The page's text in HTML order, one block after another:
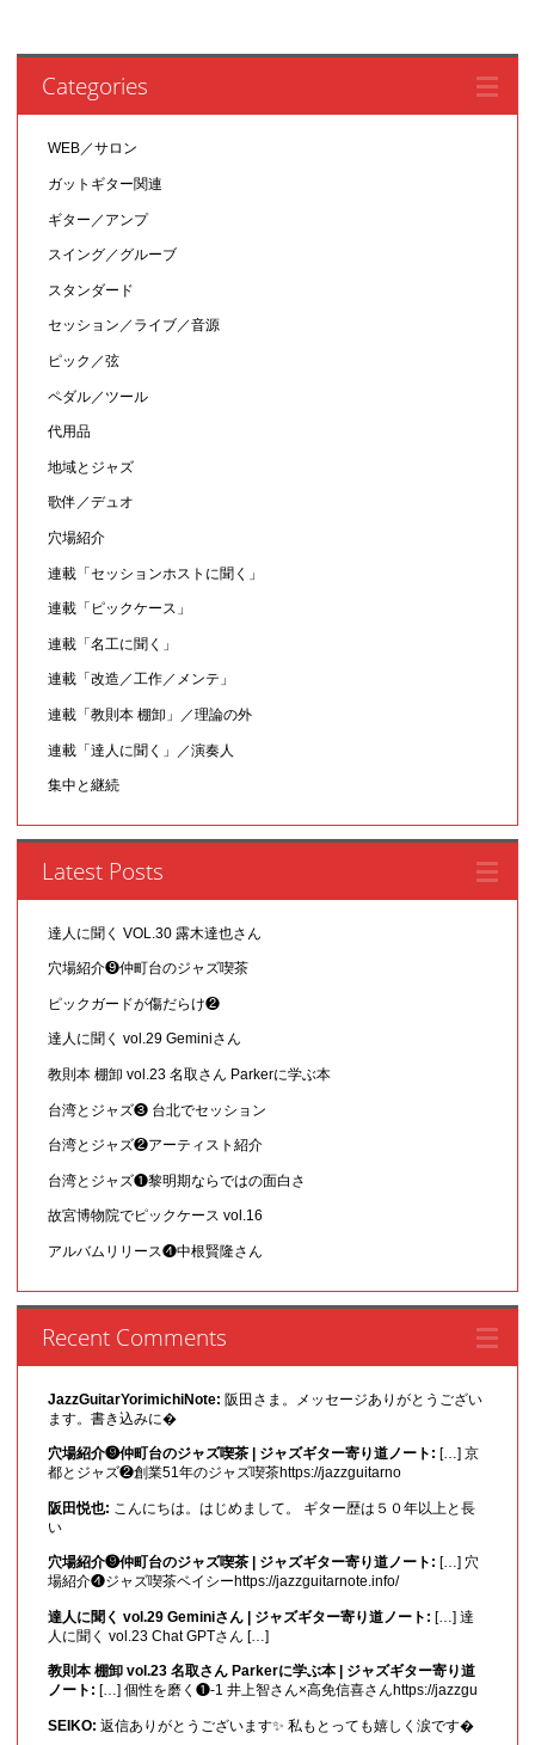
Categories
WEB／サロン
ガットギター関連
ギター／アンプ
スイング／グルーブ
スタンダード
セッション／ライブ／音源
ピック／弦
ペダル／ツール
代用品
地域とジャズ
歌伴／デュオ
穴場紹介
連載「セッションホストに聞く」
連載「ピックケース」
連載「名工に聞く」
連載「改造／工作／メンテ」
連載「教則本 棚卸」／理論の外
連載「達人に聞く」／演奏人
集中と継続
Latest Posts
達人に聞く VOL.30 露木達也さん
穴場紹介❾仲町台のジャズ喫茶
ピックガードが傷だらけ❷
達人に聞く vol.29 Geminiさん
教則本 棚卸 vol.23 名取さん Parkerに学ぶ本
台湾とジャズ❸ 台北でセッション
台湾とジャズ❷アーティスト紹介
台湾とジャズ❶黎明期ならではの面白さ
故宮博物院でピックケース vol.16
アルバムリリース❹中根賢隆さん
Recent Comments
JazzGuitarYorimichiNote: 阪田さま。メッセージありがとうござい
ます。書き込みに�
穴場紹介❾仲町台のジャズ喫茶 | ジャズギター寄り道ノート: […] 京
都とジャズ❷創業51年のジャズ喫茶https://jazzguitarno
阪田悦也: こんにちは。はじめまして。 ギター歴は５０年以上と長
い
穴場紹介❾仲町台のジャズ喫茶 | ジャズギター寄り道ノート: […] 穴
場紹介❹ジャズ喫茶ベイシーhttps://jazzguitarnote.info/
達人に聞く vol.29 Geminiさん | ジャズギター寄り道ノート: […] 達
人に聞く vol.23 Chat GPTさん […]
教則本 棚卸 vol.23 名取さん Parkerに学ぶ本 | ジャズギター寄り道
ノート: […] 個性を磨く❶-1 井上智さん×高免信喜さんhttps://jazzgu
SEIKO: 返信ありがとうございます✨ 私もとっても嬉しく涙です�